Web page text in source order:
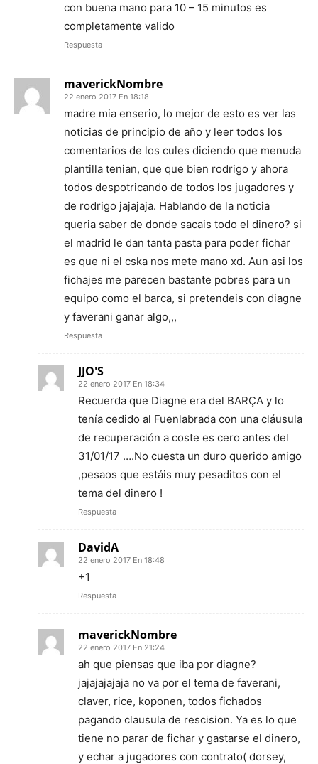
con buena mano para 10 – 15 minutos es
completamente valido
Respuesta
maverickNombre
22 enero 2017 En 18:18
madre mia enserio, lo mejor de esto es ver las
noticias de principio de año y leer todos los
comentarios de los cules diciendo que menuda
plantilla tenian, que que bien rodrigo y ahora
todos despotricando de todos los jugadores y
de rodrigo jajajaja. Hablando de la noticia
queria saber de donde sacais todo el dinero? si
el madrid le dan tanta pasta para poder fichar
es que ni el cska nos mete mano xd. Aun asi los
fichajes me parecen bastante pobres para un
equipo como el barca, si pretendeis con diagne
y faverani ganar algo,,,
Respuesta
JJO'S
22 enero 2017 En 18:34
Recuerda que Diagne era del BARÇA y lo
tenía cedido al Fuenlabrada con una cláusula
de recuperación a coste es cero antes del
31/01/17 ….No cuesta un duro querido amigo
,pesaos que estáis muy pesaditos con el
tema del dinero !
Respuesta
DavidA
22 enero 2017 En 18:48
+1
Respuesta
maverickNombre
22 enero 2017 En 21:24
ah que piensas que iba por diagne?
jajajajajaja no va por el tema de faverani,
claver, rice, koponen, todos fichados
pagando clausula de rescision. Ya es lo que
tiene no parar de fichar y gastarse el dinero,
y echar a jugadores con contrato( dorsey,